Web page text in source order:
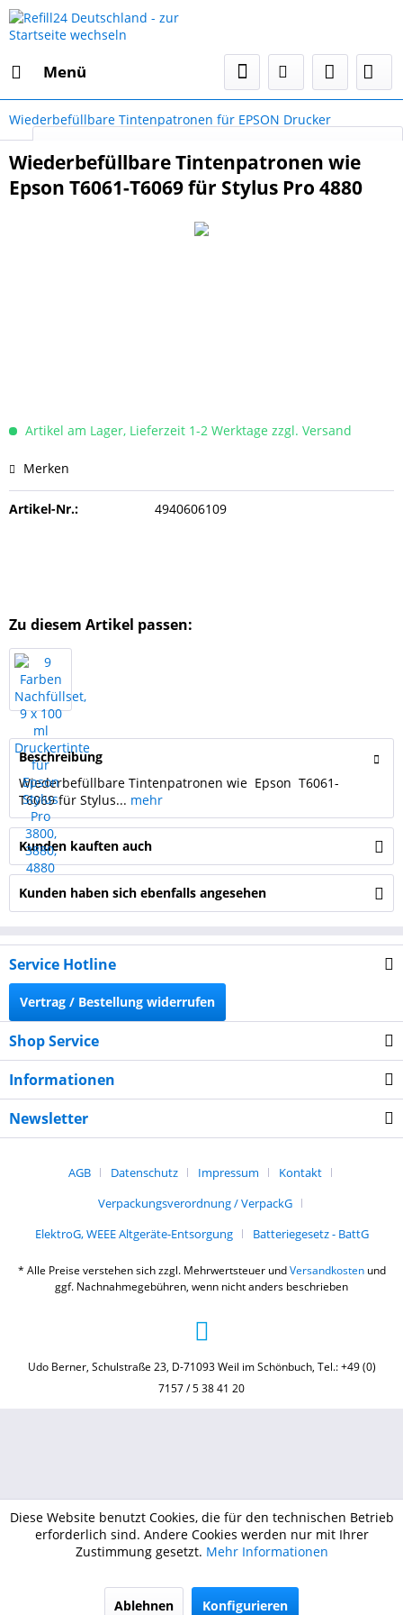
Menü
Wiederbefüllbare Tintenpatronen für EPSON Drucker
Wiederbefüllbare Tintenpatronen wie
Epson T6061-T6069 für Stylus Pro 4880
Artikel am Lager, Lieferzeit 1-2 Werktage zzgl. Versand
Merken
Artikel-Nr.: 4940606109
Zu diesem Artikel passen:
Beschreibung
Wiederbefüllbare Tintenpatronen wie Epson T6061-
T6069 für Stylus... mehr
Kunden kauften auch
Kunden haben sich ebenfalls angesehen
Service Hotline
Vertrag / Bestellung widerrufen
Shop Service
Informationen
Newsletter
AGB Datenschutz Impressum
Kontakt
Verpackungsverordnung / VerpackG
ElektroG, WEEE Altgeräte-Entsorgung
Batteriegesetz - BattG
* Alle Preise verstehen sich zzgl. Mehrwertsteuer undVersandkostenund
ggf. Nachnahmegebühren, wenn nicht anders beschrieben
Udo Berner, Schulstraße 23, D-71093 Weil im Schönbuch, Tel.: +49 (0)
7157 / 5 38 41 20
Diese Website benutzt Cookies, die für den technischen Betrieb
erforderlich sind. Andere Cookies werden nur mit Ihrer
Zustimmung gesetzt. Mehr Informationen
Ablehnen Konfigurieren